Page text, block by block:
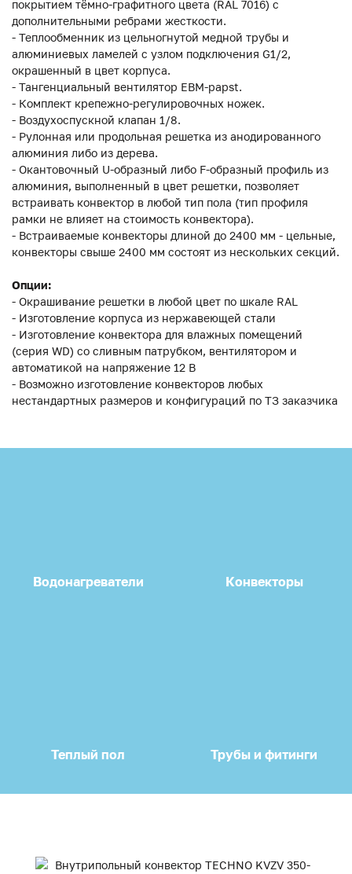
покрытием тёмно-графитного цвета (RAL 7016) с
дополнительными ребрами жесткости.
- Теплообменник из цельногнутой медной трубы и
алюминиевых ламелей с узлом подключения G1/2,
окрашенный в цвет корпуса.
- Тангенциальный вентилятор EBM-papst.
- Комплект крепежно-регулировочных ножек.
- Воздухоспускной клапан 1/8.
- Рулонная или продольная решетка из анодированного
алюминия либо из дерева.
- Окантовочный U-образный либо F-образный профиль из
алюминия, выполненный в цвет решетки, позволяет
встраивать конвектор в любой тип пола (тип профиля
рамки не влияет на стоимость конвектора).
- Встраиваемые конвекторы длиной до 2400 мм - цельные,
конвекторы свыше 2400 мм состоят из нескольких секций.
Опции:
- Окрашивание решетки в любой цвет по шкале RAL
- Изготовление корпуса из нержавеющей стали
- Изготовление конвектора для влажных помещений
(серия WD) со сливным патрубком, вентилятором и
автоматикой на напряжение 12 В
- Возможно изготовление конвекторов любых
нестандартных размеров и конфигураций по ТЗ заказчика
Водонагреватели Конвекторы
Теплый пол Трубы и фитинги